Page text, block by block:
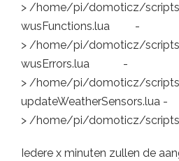
> /home/pi/domoticz/
wusFunctions.lua -
> /home/pi/domoticz/
wusErrors.lua -
> /home/pi/domoticz/
updateWeatherSensors.lua -
> /home/pi/domoticz/
Iedere x minuten zullen de